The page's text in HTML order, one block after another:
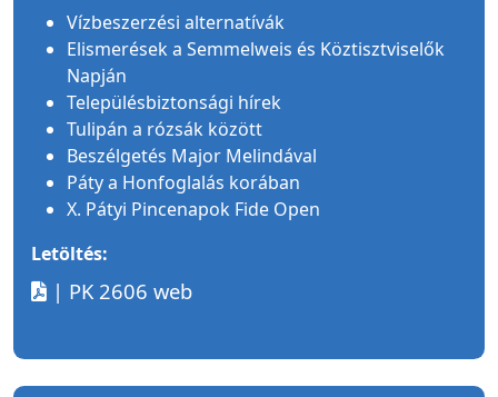
Vízbeszerzési alternatívák
Elismerések a Semmelweis és Köztisztviselők
Napján
Településbiztonsági hírek
Tulipán a rózsák között
Beszélgetés Major Melindával
Páty a Honfoglalás korában
X. Pátyi Pincenapok Fide Open
Letöltés:
| PK 2606 web